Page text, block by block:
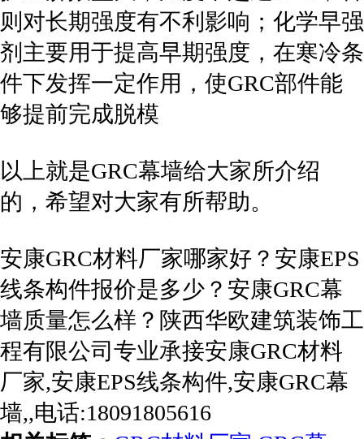
则对长期强度有不利影响；化学早强
剂主要用于提高早期强度，在寒冷条
件下发挥一定作用，使GRC部件能
够提前完成脱模
以上就是GRC幕墙给大家所介绍
的，希望对大家有所帮助。
安康GRC材料厂家哪家好？安康EPS
线条构件报价是多少？安康GRC幕
墙质量怎么样？陕西华欧建筑装饰工
程有限公司专业承接安康GRC材料
厂家,安康EPS线条构件,安康GRC幕
墙,,电话:18091805616